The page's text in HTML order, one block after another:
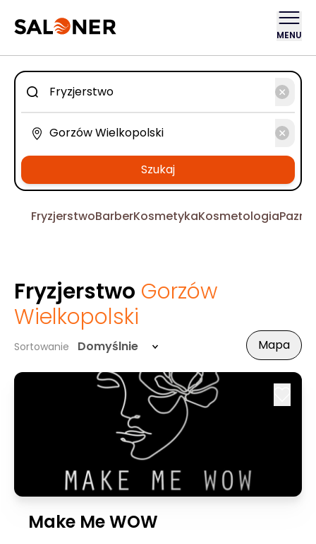
MENU
Szukaj
FryzjerstwoBarberKosmetykaKosmetologia
Fryzjerstwo Gorzów
Wielkopolski
Sortowanie Domyślnie Mapa
Make Me WOW